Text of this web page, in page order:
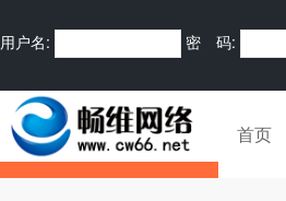
用户名: 密 码:
首页